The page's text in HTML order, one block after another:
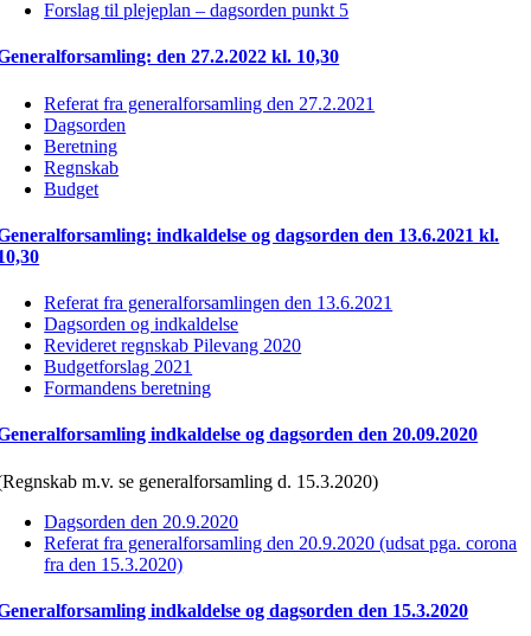
Forslag til plejeplan – dagsorden punkt 5
den 27.2.2022 kl. 10,30
Referat fra generalforsamling den 27.2.2021
Dagsorden
Beretning
Regnskab
Budget
indkaldelse og dagsorden den 13.6.2021 kl.
Referat fra generalforsamlingen den 13.6.2021
Dagsorden og indkaldelse
Revideret regnskab Pilevang 2020
Budgetforslag 2021
Formandens beretning
indkaldelse og dagsorden den 20.09.2020
m.v. se generalforsamling d. 15.3.2020)
Dagsorden den 20.9.2020
Referat fra generalforsamling den 20.9.2020 (udsat pga. corona
fra den 15.3.2020)
indkaldelse og dagsorden den 15.3.2020